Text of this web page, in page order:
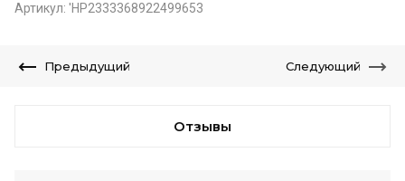
Артикул: 'НР2333368922499653
Предыдущий Следующий
Отзывы